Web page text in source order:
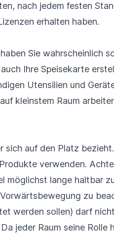
nach jedem festen
erhalten haben.
Sie wahrscheinlich
Ihre Speisekarte
Utensilien und
kleinstem Raum
auf den Platz
verwenden.
möglichst lange haltbar
zu
werden sollen) darf
jeder Raum seine Rolle